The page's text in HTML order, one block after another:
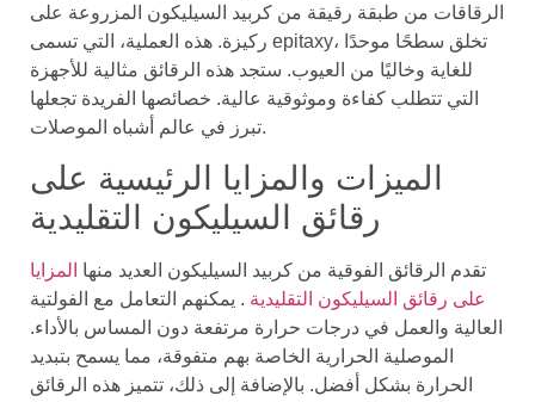
الرقاقات من طبقة رقيقة من كربيد السيليكون المزروعة على
ركيزة. هذه العملية، التي تسمى epitaxy، تخلق سطحًا موحدًا
للغاية وخاليًا من العيوب. ستجد هذه الرقائق مثالية للأجهزة
التي تتطلب كفاءة وموثوقية عالية. خصائصها الفريدة تجعلها
تبرز في عالم أشباه الموصلات.
الميزات والمزايا الرئيسية على
رقائق السيليكون التقليدية
تقدم الرقائق الفوقية من كربيد السيليكون العديد منها المزايا
على رقائق السيليكون التقليدية . يمكنهم التعامل مع الفولتية
العالية والعمل في درجات حرارة مرتفعة دون المساس بالأداء.
الموصلية الحرارية الخاصة بهم متفوقة، مما يسمح بتبديد
الحرارة بشكل أفضل. بالإضافة إلى ذلك، تتميز هذه الرقائق